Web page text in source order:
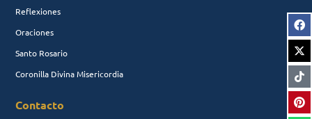
Reflexiones
Oraciones
Santo Rosario
Coronilla Divina Misericordia
Contacto